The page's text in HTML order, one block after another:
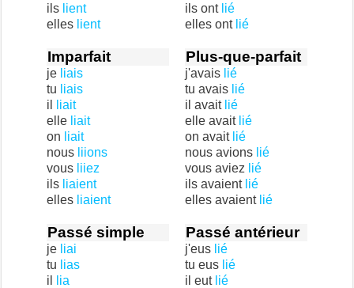
ils lient
elles lient
ils ont lié
elles ont lié
Imparfait
je liais
tu liais
il
liait
elle liait
on liait
nous liions
vous liiez
ils liaient
elles liaient
Plus-que-parfait
j'avais lié
tu avais lié
il avait lié
elle avait lié
on avait lié
nous avions lié
vous aviez lié
ils avaient lié
elles avaient lié
Passé simple
je liai
tu lias
il
lia
Passé antérieur
j'eus lié
tu eus lié
il eut lié